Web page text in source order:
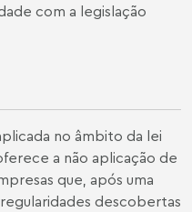
com a legislação
no âmbito da lei
a não aplicação de
que, após uma
descobertas